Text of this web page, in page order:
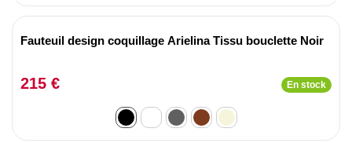
Fauteuil design coquillage Arielina Tissu bouclette Noir
215 € En stock